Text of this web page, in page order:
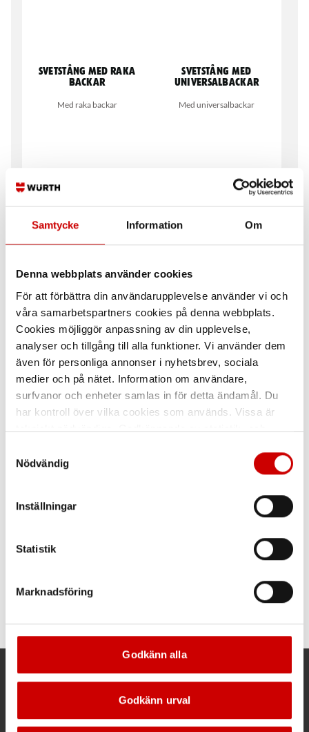
Samtycke Information Om
Denna webbplats använder cookies
För att förbättra din användarupplevelse använder vi och
våra samarbetspartners cookies på denna webbplats.
Cookies möjliggör anpassning av din upplevelse,
analyser och tillgång till alla funktioner. Vi använder dem
även för personliga annonser i nyhetsbrev, sociala
medier och på nätet. Information om användare,
surfvanor och enheter samlas in för detta ändamål. Du
har kontroll över vilka cookies som används. Vissa är
tekniskt nödvändiga. Godkännande av statistik- och
länder utanför EU med olika dataskyddsnormer. Genom
att godkänna samtycker du till sådana överföringar. Läs
Nödvändig
Inställningar
Statistik
Marknadsföring
Godkänn alla
Godkänn urval
Svetstång med raka
backar
Med raka backar
Svetstång med
universalbackar
Med universalbackar
Svetstång med
Halvrunda käftar
Svetstång 250 mm
Klämgriptång C-form
Svetsgriptång
Fixerklammersats Klämgriptång C-form
Kund- och orderfrågor
Ring kundsupport 019 - 35 10 30